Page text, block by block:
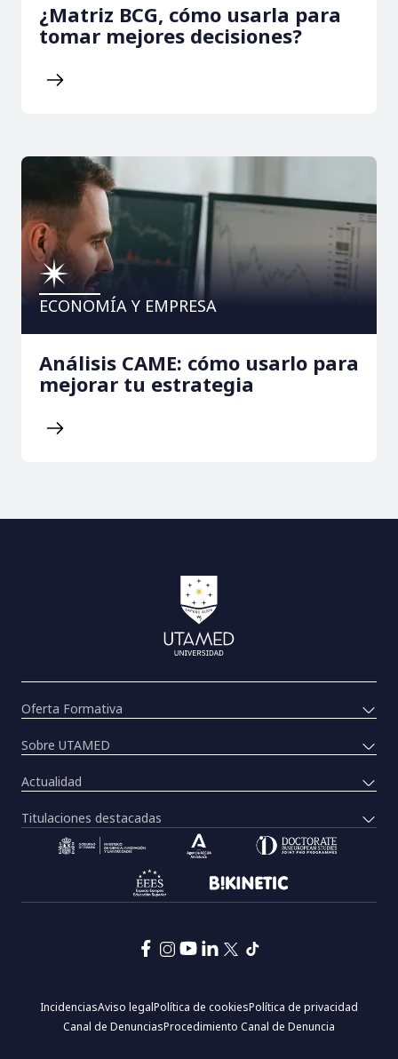
¿Matriz BCG, cómo usarla para
tomar mejores decisiones?
ECONOMÍA Y EMPRESA
Análisis CAME: cómo usarlo para
mejorar tu estrategia
Oferta Formativa
Sobre UTAMED
Actualidad
Titulaciones destacadas
página:
IncidenciasAviso legalPolítica de cookiesPolítica de privacidad
Canal de DenunciasProcedimiento Canal de Denuncia